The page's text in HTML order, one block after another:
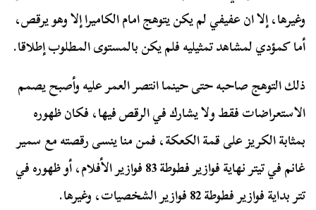
وغيرها، إلا ان عفيفي لم يكن يتوهج امام الكاميرا إلا وهو يرقص،
أما كمؤدي لمشاهد تمثيليه فلم يكن بالمستوى المطلوب إطلاقا.
ذلك التوهج صاحبه حتى حينما انتصر العمر عليه وأصبح يصمم
الاستعراضات فقط ولا يشارك في الرقص فيها، فكان ظهوره
بمثابة الكريز على قمة الكعكة، فمن منا ينسى رقصته مع سمير
غانم في تيتر نهاية فوازير فطوطة 83 فوازير الأفلام، أو ظهوره في
تتر بداية فوازير فطوطة 82 فوازير الشخصيات، وغيرها.